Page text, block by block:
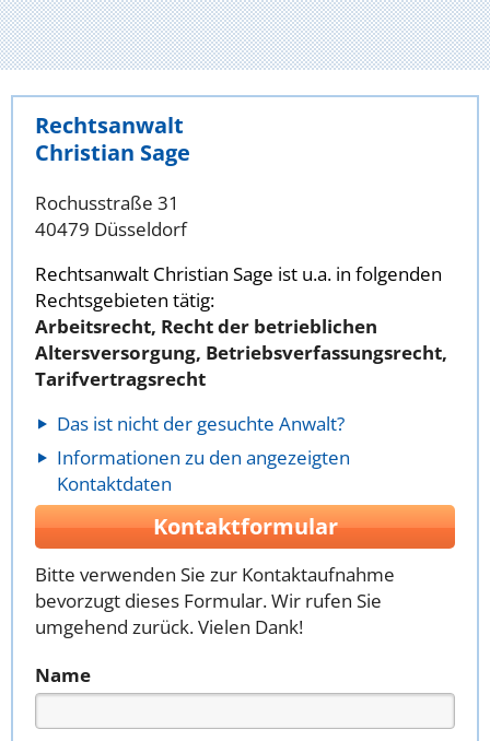
Rechtsanwalt
Christian Sage
Rochusstraße 31
40479 Düsseldorf
Rechtsanwalt Christian Sage ist u.a. in folgenden
Rechtsgebieten tätig:
Arbeitsrecht, Recht der betrieblichen
Altersversorgung, Betriebsverfassungsrecht,
Tarifvertragsrecht
Das ist nicht der gesuchte Anwalt?
Informationen zu den angezeigten
Kontaktdaten
Kontaktformular
Bitte verwenden Sie zur Kontaktaufnahme
bevorzugt dieses Formular. Wir rufen Sie
umgehend zurück. Vielen Dank!
Name